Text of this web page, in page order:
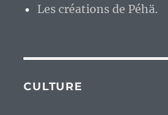
Les créations de Péhä.
CULTURE